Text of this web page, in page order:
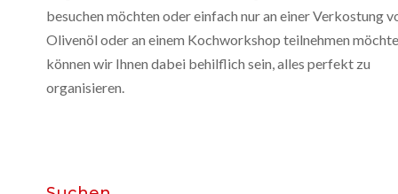
besuchen möchten oder einfach nur an einer Verkostung
Olivenöl oder an einem Kochworkshop teilnehmen
können wir Ihnen dabei behilflich sein, alles perfekt zu
organisieren.